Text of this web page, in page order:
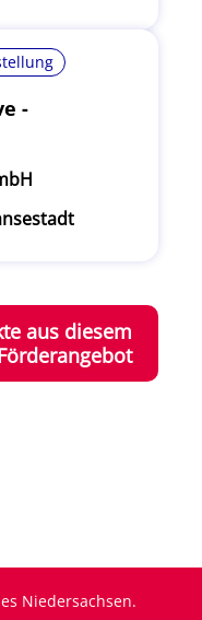
-
aus diesem
Niedersachsen.